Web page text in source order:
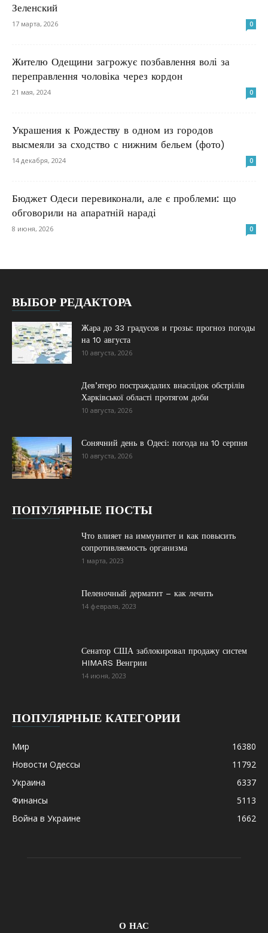
Зеленский
17 марта, 2026 0
Жителю Одещини загрожує позбавлення волі за
переправлення чоловіка через кордон
21 мая, 2024 0
Украшения к Рождеству в одном из городов
высмеяли за сходство с нижним бельем (фото)
14 декабря, 2024 0
Бюджет Одеси перевиконали, але є проблеми: що
обговорили на апаратній нараді
8 июня, 2026 0
ВЫБОР РЕДАКТОРА
Жара до 33 градусов и грозы: прогноз погоды
на 10 августа
10 августа, 2026
Дев’ятеро постраждалих внаслідок обстрілів
Харківської області протягом доби
10 августа, 2026
Сонячний день в Одесі: погода на 10 серпня
10 августа, 2026
ПОПУЛЯРНЫЕ ПОСТЫ
Что влияет на иммунитет и как повысить
сопротивляемость организма
1 марта, 2023
Пеленочный дерматит – как лечить
14 февраля, 2023
Сенатор США заблокировал продажу систем
HIMARS Венгрии
14 июня, 2023
ПОПУЛЯРНЫЕ КАТЕГОРИИ
Мир
16380
Новости Одессы
11792
Украина
6337
Финансы
5113
Война в Украине
1662
О НАС